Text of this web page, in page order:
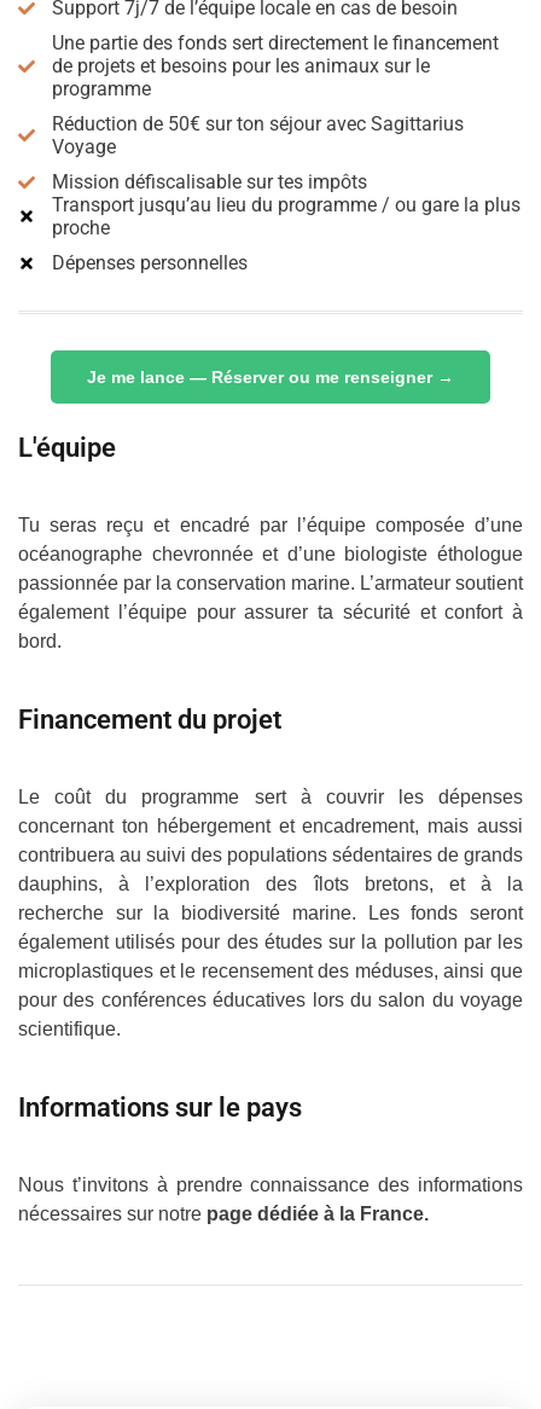
Support 7j/7 de l’équipe locale en cas de besoin
Une partie des fonds sert directement le financement
de projets et besoins pour les animaux sur le
programme
Réduction de 50€ sur ton séjour avec Sagittarius
Voyage
Mission défiscalisable sur tes impôts
Transport jusqu’au lieu du programme / ou gare la plus
proche
Dépenses personnelles
Je me lance — Réserver ou me renseigner →
L'équipe
Tu seras reçu et encadré par l’équipe composée d’une
océanographe chevronnée et d’une biologiste éthologue
passionnée par la conservation marine. L’armateur soutient
également l’équipe pour assurer ta sécurité et confort à
bord.
Financement du projet
Le coût du programme sert à couvrir les dépenses
concernant ton hébergement et encadrement, mais aussi
contribuera au suivi des populations sédentaires de grands
dauphins, à l’exploration des îlots bretons, et à la
recherche sur la biodiversité marine. Les fonds seront
également utilisés pour des études sur la pollution par les
microplastiques et le recensement des méduses, ainsi que
pour des conférences éducatives lors du salon du voyage
scientifique.
Informations sur le pays
Nous t’invitons à prendre connaissance des informations
nécessaires sur notre page dédiée à la France.